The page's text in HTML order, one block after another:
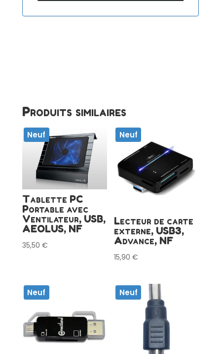
Produits similaires
Neuf
Tablette PC
Portable avec
Ventilateur, USB,
AEOLUS, NF
35,50 €
Neuf
Lecteur de carte
externe, USB3,
Advance, NF
15,90€
Neuf Neuf